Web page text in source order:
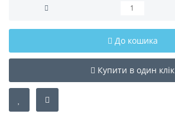
До кошика
Купити в один клік